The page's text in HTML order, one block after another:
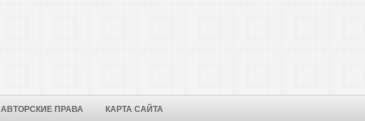
АВТОРСКИЕ ПРАВА КАРТА САЙТА